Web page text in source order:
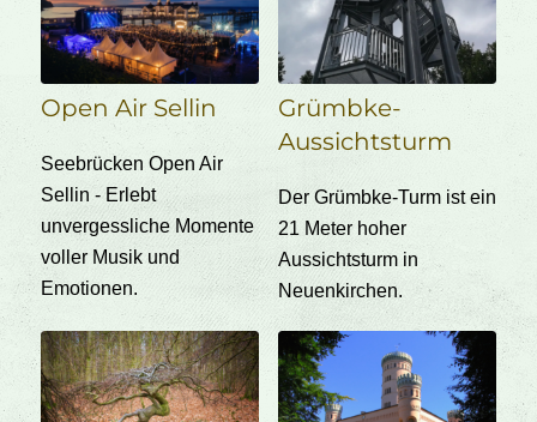
Open Air Sellin
Seebrücken Open Air
Sellin - Erlebt
unvergessliche Momente
voller Musik und
Emotionen.
Grümbke-
Aussichtsturm
Der Grümbke-Turm ist ein
21 Meter hoher
Aussichtsturm in
Neuenkirchen.